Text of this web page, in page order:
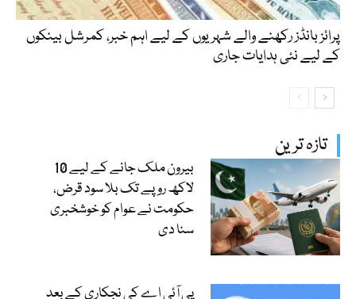
تازہ ترین
بیرون ملک جانے کے لیے 10
لاکھ روپے تک بلا سود قرض،
حکومت نے عوام کو خوشخبری
سنا دی
پی آئی اے کی نجکاری کے بعد
پرائز بانڈز رکھنے والے شہریوں کے لیے اہم خبر، کمرشل بینکوں
کے لیے نئی ہدایات جاری